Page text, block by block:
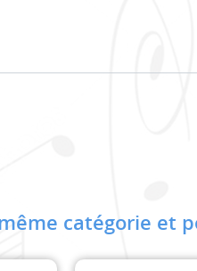
catégorie et